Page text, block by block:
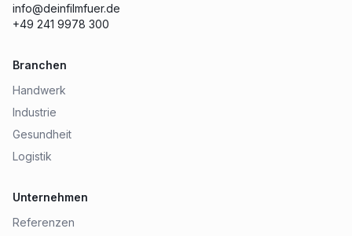
info@deinfilmfuer.de
+49 241 9978 300
Branchen
Handwerk
Industrie
Gesundheit
Logistik
Unternehmen
Referenzen